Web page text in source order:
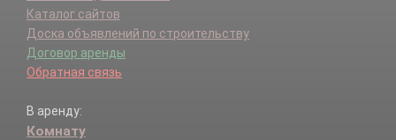
Каталог сайтов
Доска объявлений по строительству
Договор аренды
Обратная связь
В аренду:
Комнату